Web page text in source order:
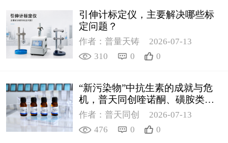
引伸计标定仪，主要解决哪些标
定问题？
作者：普量天铸
2026-07-13
310
0 0
“新污染物”中抗生素的成就与危
机，普天同创喹诺酮、磺胺类质
控新品筑牢环境安全防线
作者：普天同创
2026-07-13
476
0 0